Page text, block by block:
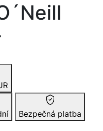
Bezpečná platba